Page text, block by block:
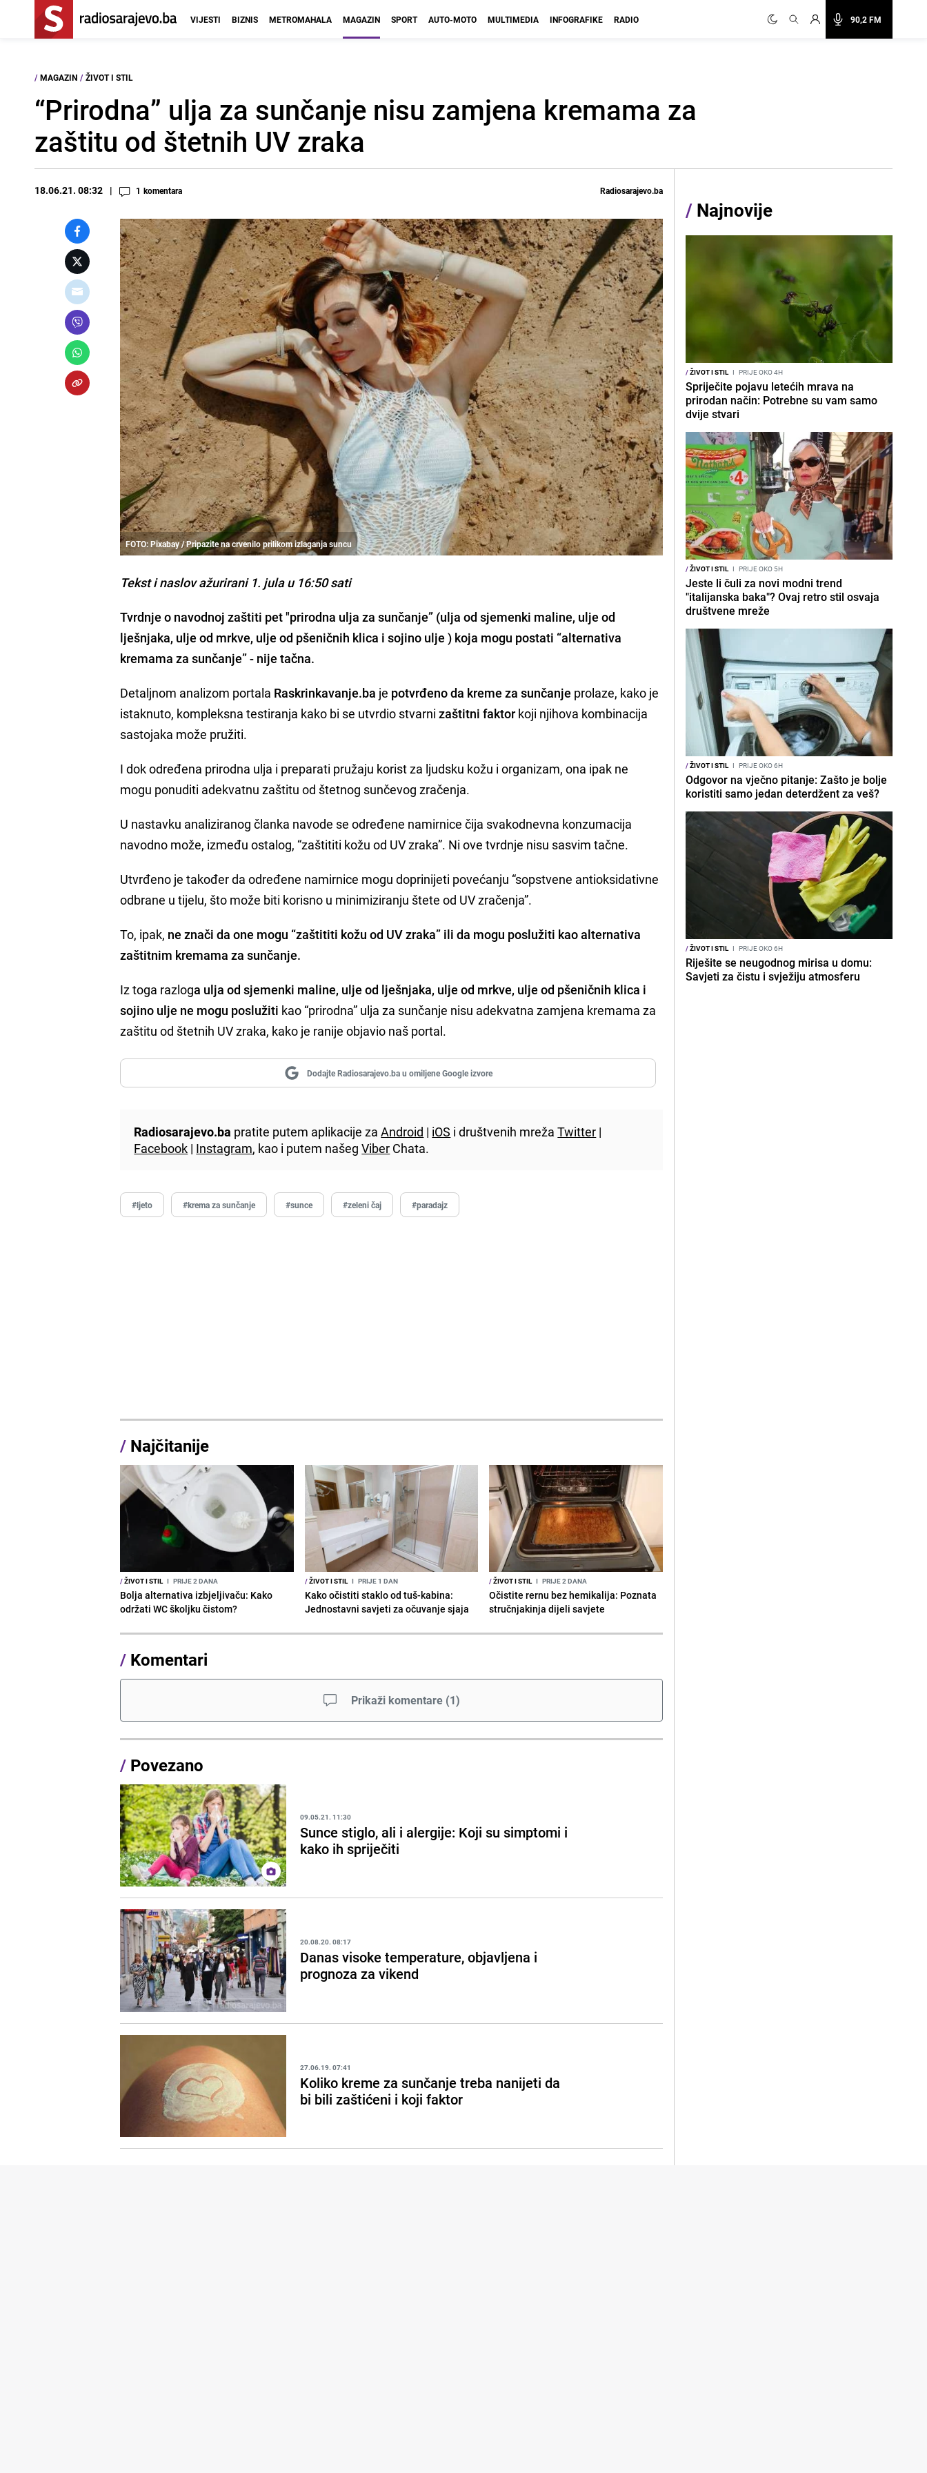
90,2 FM
VIJESTI BIZNIS METROMAHALA MAGAZIN SPORT AUTO-MOTO MULTIMEDIA INFOGRAFIKE RADIO
/ MAGAZIN / ŽIVOT I STIL
“Prirodna” ulja za sunčanje nisu zamjena kremama za
zaštitu od štetnih UV zraka
18.06.21. 08:32 1 komentara Radiosarajevo.ba
FOTO: Pixabay / Pripazite na crvenilo prilikom izlaganja suncu
Tekst i naslov ažurirani 1. jula u 16:50 sati
Tvrdnje o navodnoj zaštiti pet "prirodna ulja za sunčanje” (ulja od sjemenki maline, ulje od
lješnjaka, ulje od mrkve, ulje od pšeničnih klica i sojino ulje ) koja mogu postati “alternativa
kremama za sunčanje” - nije tačna.
Detaljnom analizom portala Raskrinkavanje.ba je potvrđeno da kreme za sunčanje prolaze, kako je
istaknuto, kompleksna testiranja kako bi se utvrdio stvarnizaštitni faktor koji njihova kombinacija
sastojaka može pružiti.
I dok određena prirodna ulja i preparati pružaju korist za ljudsku kožu i organizam, ona ipak ne
mogu ponuditi adekvatnu zaštitu od štetnog sunčevog zračenja.
U nastavku analiziranog članka navode se određene namirnice čija svakodnevna konzumacija
navodno može, između ostalog, “zaštititi kožu od UV zraka”. Ni ove tvrdnje nisu sasvim tačne.
Utvrđeno je također da određene namirnice mogu doprinijeti povećanju “sopstvene antioksidativne
odbrane u tijelu, što može biti korisno u minimiziranju štete od UV zračenja”.
To, ipak, ne znači da one mogu “zaštititi kožu od UV zraka” ili da mogu poslužiti kao alternativa
zaštitnim kremama za sunčanje.
Iz toga razloga ulja od sjemenki maline, ulje od lješnjaka, ulje od mrkve, ulje od pšeničnih klica i
sojino ulje ne mogu poslužiti kao “prirodna” ulja za sunčanje nisu adekvatna zamjena kremama za
zaštitu od štetnih UV zraka, kako je ranije objavio naš portal.
Dodajte Radiosarajevo.ba u omiljene Google izvore
Radiosarajevo.ba pratite putem aplikacije zaAndroid | iOS i društvenih mrežaTwitter |
Facebook | Instagram, kao i putem našegViber Chata.
#ljeto #krema za sunčanje #sunce #zeleni čaj #paradajz
/ Najčitanije
/ŽIVOT I STIL I PRIJE 2 DANA
Bolja alternativa izbjeljivaču: Kako
održati WC školjku čistom?
/ŽIVOT I STIL I PRIJE 1 DAN
Kako očistiti staklo od tuš-kabina:
Jednostavni savjeti za očuvanje sjaja
/ŽIVOT I STIL I PRIJE 2 DANA
Očistite rernu bez hemikalija: Poznata
stručnjakinja dijeli savjete
/ Komentari
Prikaži komentare (1)
/ Povezano
09.05.21. 11:30
Sunce stiglo, ali i alergije: Koji su simptomi i
kako ih spriječiti
20.08.20. 08:17
Danas visoke temperature, objavljena i
prognoza za vikend
27.06.19. 07:41
Koliko kreme za sunčanje treba nanijeti da
bi bili zaštićeni i koji faktor
/ Najnovije
/ŽIVOT I STIL I PRIJE OKO 4H
Spriječite pojavu letećih mrava na
prirodan način: Potrebne su vam samo
dvije stvari
/ŽIVOT I STIL I PRIJE OKO 5H
Jeste li čuli za novi modni trend
"italijanska baka"? Ovaj retro stil osvaja
društvene mreže
/ŽIVOT I STIL I PRIJE OKO 6H
Odgovor na vječno pitanje: Zašto je bolje
koristiti samo jedan deterdžent za veš?
/ŽIVOT I STIL I PRIJE OKO 6H
Riješite se neugodnog mirisa u domu:
Savjeti za čistu i svježiju atmosferu